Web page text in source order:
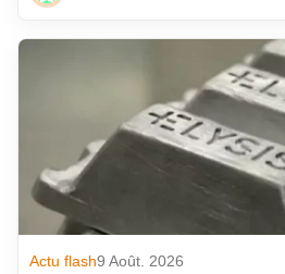
Actu flash9 Août. 2026